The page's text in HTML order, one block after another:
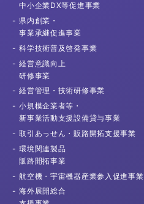
中小企業DX等促進事業
県内創業・
事業承継促進事業
科学技術普及啓発事業
経営意識向上
研修事業
経営管理・ 技術研修事業
小規模企業者等・
新事業活動支援設備貸与事業
取引あっせん・販路開拓支援事業
環境関連製品
販路開拓事業
航空機・宇宙機器産業参入促進事業
海外展開総合